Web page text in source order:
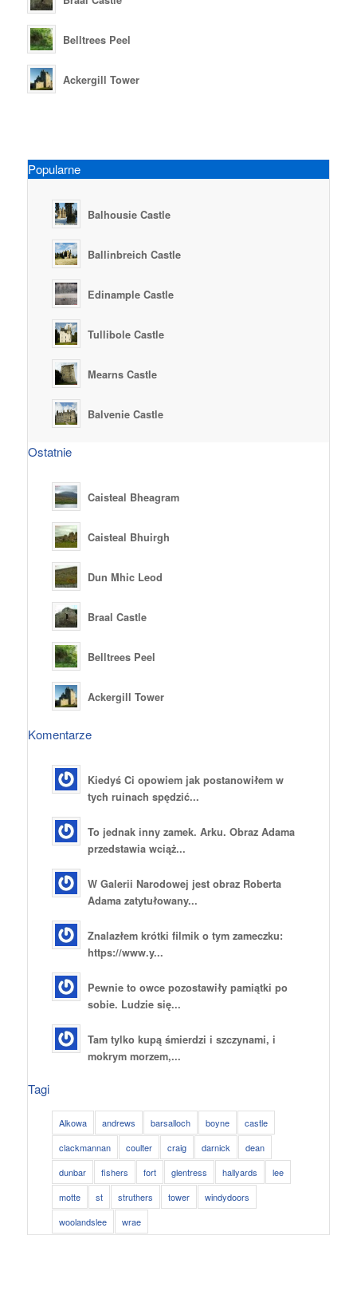
Belltrees Peel
Ackergill Tower
Popularne
Balhousie Castle
Ballinbreich Castle
Edinample Castle
Tullibole Castle
Mearns Castle
Balvenie Castle
Ostatnie
Caisteal Bheagram
Caisteal Bhuirgh
Dun Mhic Leod
Braal Castle
Belltrees Peel
Ackergill Tower
Komentarze
Kiedyś Ci opowiem jak postanowiłem w
tych ruinach spędzić...
To jednak inny zamek. Arku. Obraz Adama
przedstawia wciąż...
W Galerii Narodowej jest obraz Roberta
Adama zatytułowany...
Znalazłem krótki filmik o tym zameczku:
https://www.y...
Pewnie to owce pozostawiły pamiątki po
sobie. Ludzie się...
Tam tylko kupą śmierdzi i szczynami, i
mokrym morzem,...
Tagi
Alkowa andrews barsalloch boyne
castle
clackmannan
coulter craig darnick
dean
dunbar
fishers fort glentress hallyards
lee
motte
st struthers tower
windydoors
woolandslee
wrae